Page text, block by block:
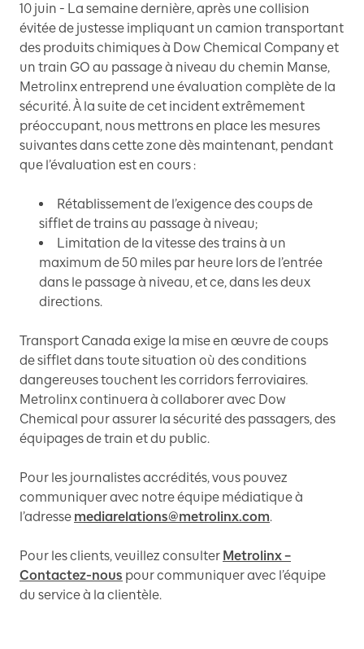
10 juin - La semaine dernière, après une collision
évitée de justesse impliquant un camion transportant
des produits chimiques à Dow Chemical Company et
un train GO au passage à niveau du chemin Manse,
Metrolinx entreprend une évaluation complète de la
sécurité. À la suite de cet incident extrêmement
préoccupant, nous mettrons en place les mesures
suivantes dans cette zone dès maintenant, pendant
que l’évaluation est en cours :
Rétablissement de l’exigence des coups de
sifflet de trains au passage à niveau;
Limitation de la vitesse des trains à un
maximum de 50 miles par heure lors de l’entrée
dans le passage à niveau, et ce, dans les deux
directions.
Transport Canada exige la mise en œuvre de coups
de sifflet dans toute situation où des conditions
dangereuses touchent les corridors ferroviaires.
Metrolinx continuera à collaborer avec Dow
Chemical pour assurer la sécurité des passagers, des
équipages de train et du public.
Pour les journalistes accrédités, vous pouvez
communiquer avec notre équipe médiatique à
l’adresse mediarelations@metrolinx.com.
Pour les clients, veuillez consulter Metrolinx –
Contactez-nous pour communiquer avec l’équipe
du service à la clientèle.